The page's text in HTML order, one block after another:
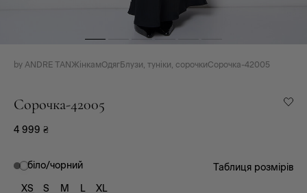
by ANDRE TANЖінкамОдягБлузи, туніки, сорочкиСорочка-42005
Сорочка-42005
4 999 ₴
біло/чорний
XS
S M L XL
Таблиця розмірів